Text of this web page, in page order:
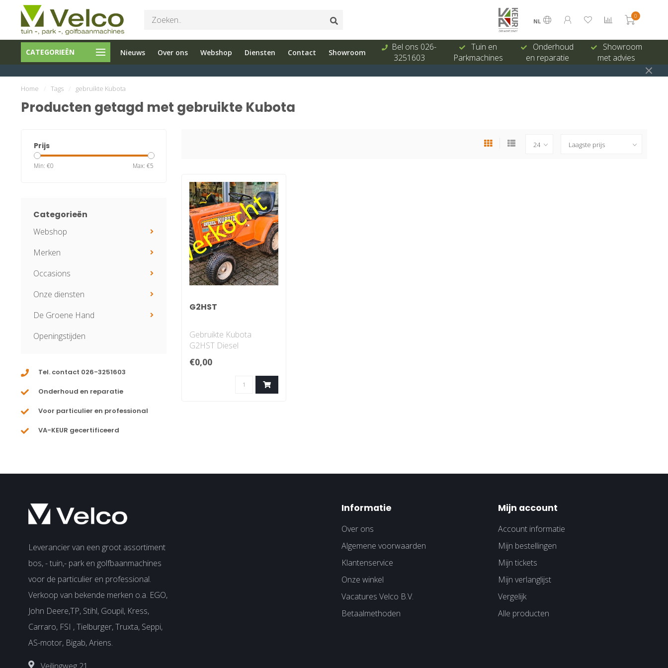
NL
0
CATEGORIEËN Nieuws Over ons Webshop Diensten Contact Showroom
3251603
Parkmachines
en reparatie
met advies
Bel ons 026-
3251603
Tuin en
Parkmachines
Onderhoud
en reparatie
Showroom
met advies
Home Tags gebruikte Kubota
Producten getagd met gebruikte Kubota
Prijs
Min: €0 Max: €5
Categorieën
Webshop
Merken
Occasions
Onze diensten
De Groene Hand
Openingstijden
Tel. contact 026-3251603
Onderhoud en reparatie
Voor particulier en professional
VA-KEUR gecertificeerd
G2HST
Gebruikte Kubota
G2HST Diesel
Staat, zoals ingeruild
€0,00
Leverancier van een groot assortiment
bos, - tuin,- park en golfbaanmachines
voor de particulier en professional.
Verkoop van bekende merken o.a. EGO,
John Deere,TP, Stihl, Goupil, Kress,
Carraro, FSI , Tielburger, Truxta, Seppi,
AS-motor, Bigab, Ariens.
Informatie
Over ons
Algemene voorwaarden
Klantenservice
Onze winkel
Vacatures Velco B.V.
Betaalmethoden
Mijn account
Account informatie
Mijn bestellingen
Mijn tickets
Mijn verlanglijst
Vergelijk
Alle producten